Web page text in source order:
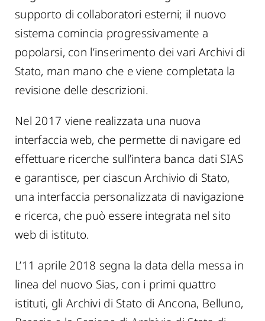
supporto di collaboratori esterni; il nuovo
sistema comincia progressivamente a
popolarsi, con l’inserimento dei vari Archivi di
Stato, man mano che e viene completata la
revisione delle descrizioni.
Nel 2017 viene realizzata una nuova
interfaccia web, che permette di navigare ed
effettuare ricerche sull’intera banca dati SIAS
e garantisce, per ciascun Archivio di Stato,
una interfaccia personalizzata di navigazione
e ricerca, che può essere integrata nel sito
web di istituto.
L’11 aprile 2018 segna la data della messa in
linea del nuovo Sias, con i primi quattro
istituti, gli Archivi di Stato di Ancona, Belluno,